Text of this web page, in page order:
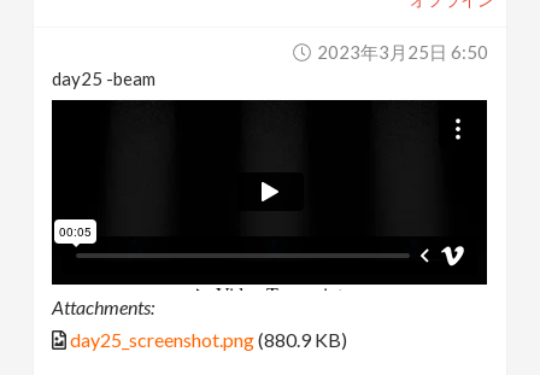
2023年3月25日 6:50
day25 -beam
Attachments:
day25_screenshot.png(880.9 KB)